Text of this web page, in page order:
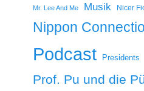
Mr. Lee And Me Musik Nicer
Nippon
Podcast Presidents
Prof. Pu und die